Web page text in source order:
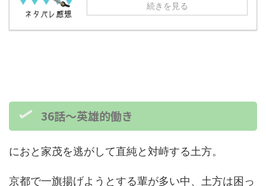
続きを見る
36話～英雄的働き
におと家茂を逃がして直純と対峙する土方。
京都で一旗揚げようとする輩が多い中、土方は困っ